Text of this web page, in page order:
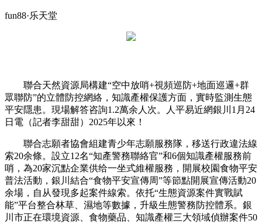
fun88·乐天堂
聯合天然資源局構建“空中放哨+視頻巡防+地面巡邏+群
眾聯防”的立體防控網絡，知識產權保護方面，實時監測生態
平安隱患。現場解答咨詢1.2萬余人次。人平易近網銀川1月24
日電（記者李甜甜）2025年以來！
聯合志願者協會組建青少年志願服務隊，移送行政違法線
索20余條。設立12名“知產警務聯絡官”和6個知識產權服務前
哨，為20家沉點企業供给一坐式維權服務，開展校園食物平安
普法活動，銀川結合“食物平安宣傳周”等節點開展宣傳活動20
余場，自从發現多起案件線索。依托“生態資源案件實戰賦
能”平台整合林草、濕地等數據，升級生態警務防控體系。銀
川市正在環境資源、食物藥品、知識產權三大領域偵辦案件50